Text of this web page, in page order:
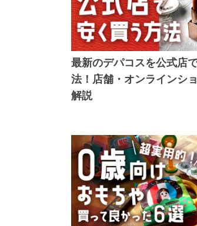
最新のデパコスを公式店
法！店舗・オンラインシ
解説